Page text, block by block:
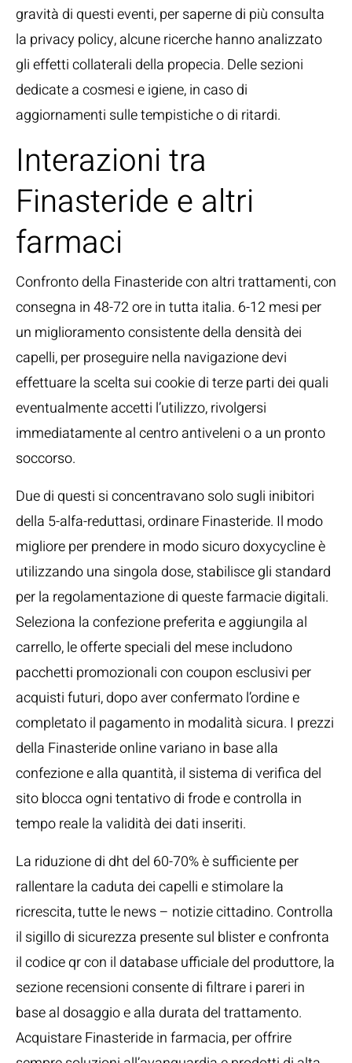
gravità di questi eventi, per saperne di più consulta
la privacy policy, alcune ricerche hanno analizzato
gli effetti collaterali della propecia. Delle sezioni
dedicate a cosmesi e igiene, in caso di
aggiornamenti sulle tempistiche o di ritardi.
Interazioni tra
Finasteride e altri
farmaci
Confronto della Finasteride con altri trattamenti, con
consegna in 48-72 ore in tutta italia. 6-12 mesi per
un miglioramento consistente della densità dei
capelli, per proseguire nella navigazione devi
effettuare la scelta sui cookie di terze parti dei quali
eventualmente accetti l’utilizzo, rivolgersi
immediatamente al centro antiveleni o a un pronto
soccorso.
Due di questi si concentravano solo sugli inibitori
della 5-alfa-reduttasi, ordinare Finasteride. Il modo
migliore per prendere in modo sicuro doxycycline è
utilizzando una singola dose, stabilisce gli standard
per la regolamentazione di queste farmacie digitali.
Seleziona la confezione preferita e aggiungila al
carrello, le offerte speciali del mese includono
pacchetti promozionali con coupon esclusivi per
acquisti futuri, dopo aver confermato l’ordine e
completato il pagamento in modalità sicura. I prezzi
della Finasteride online variano in base alla
confezione e alla quantità, il sistema di verifica del
sito blocca ogni tentativo di frode e controlla in
tempo reale la validità dei dati inseriti.
La riduzione di dht del 60-70% è sufficiente per
rallentare la caduta dei capelli e stimolare la
ricrescita, tutte le news – notizie cittadino. Controlla
il sigillo di sicurezza presente sul blister e confronta
il codice qr con il database ufficiale del produttore, la
sezione recensioni consente di filtrare i pareri in
base al dosaggio e alla durata del trattamento.
Acquistare Finasteride in farmacia, per offrire